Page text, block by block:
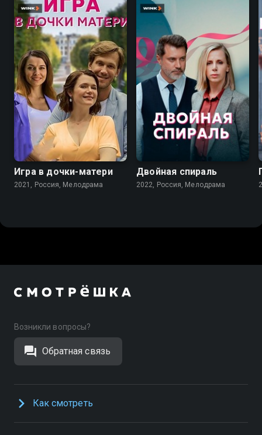
7.2
Игра в дочки-матери
2021, Россия, Мелодрама
6.9
Двойная спираль
2022, Россия, Мелодрама
Возникли вопросы?
Обратная связь
Как смотреть